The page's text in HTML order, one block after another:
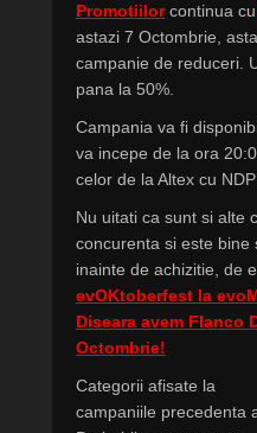
Promotiilorcontinua cu
astazi 7 Octombrie,
campanie de reduceri.
pana la 50%.
Campania va fi
va incepe de la ora
celor de la Altex cu
Nu uitati ca sunt si alte
concurenta si este
inainte de achizitie, de
evOKtoberfest la
Diseara avem Flanco
Octombrie!
Categorii afisate la
campaniile precedenta